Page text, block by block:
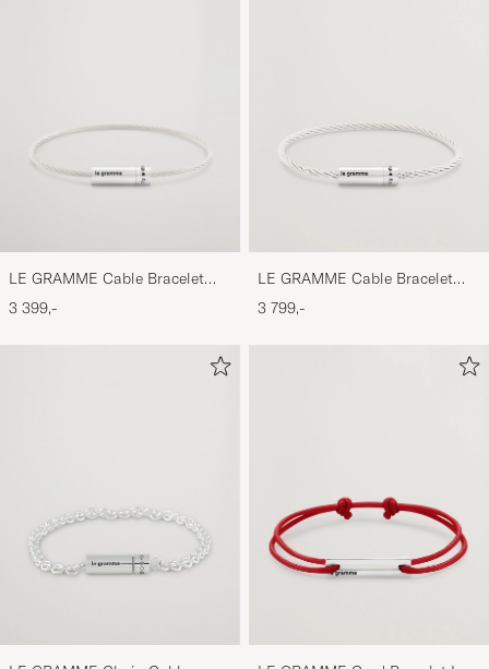
LE GRAMME Cable Bracelet
Brushed Sterling Silver 7g
3 399,-
LE GRAMME Cable Bracelet
Brushed Sterling Silver 9g
3 799,-